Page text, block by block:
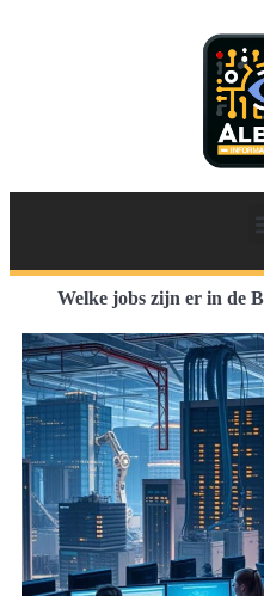
Welke jobs zijn er in de